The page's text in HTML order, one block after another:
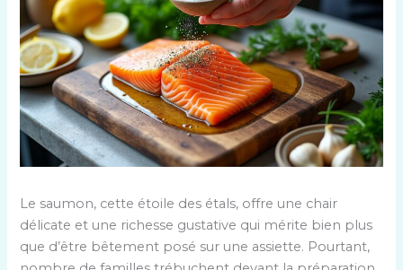
Le saumon, cette étoile des étals, offre une chair
délicate et une richesse gustative qui mérite bien plus
que d’être bêtement posé sur une assiette. Pourtant,